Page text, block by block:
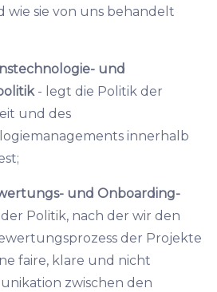
wie sie von uns behandelt
und
- legt die Politik der
und des
innerhalb
und Onboarding-
Politik, nach der wir den
der Projekte
faire, klare und nicht
zwischen den